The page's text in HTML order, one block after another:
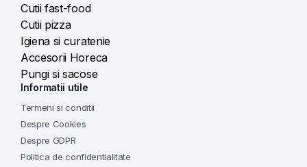
Cutii fast-food
Cutii pizza
Igiena si curatenie
Accesorii Horeca
Pungi si sacose
Informatii utile
Termeni si conditii
Despre Cookies
Despre GDPR
Politica de confidentialitate